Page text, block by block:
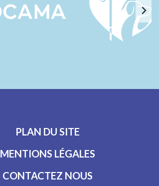
PLAN DU SITE
MENTIONS LÉGALES
CONTACTEZ NOUS